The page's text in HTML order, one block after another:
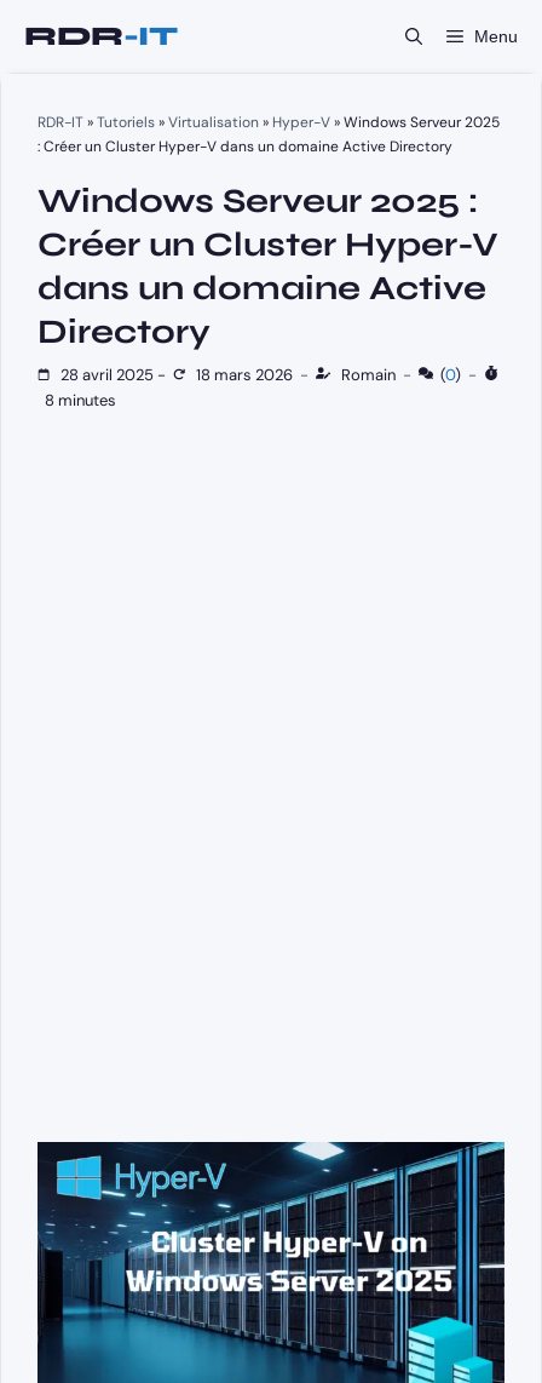
Menu
RDR-IT»Tutoriels»Virtualisation» Hyper-V»Windows Serveur 2025
: Créer un Cluster Hyper-V dans un domaine Active Directory
Windows Serveur 2025 :
Créer un Cluster Hyper-V
dans un domaine Active
Directory
28 avril 2025 - 18 mars 2026 - Romain - (0) -
8 minutes